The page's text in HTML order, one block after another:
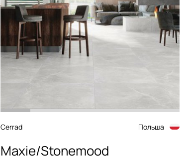
Cerrad Польша
Maxie/Stonemood